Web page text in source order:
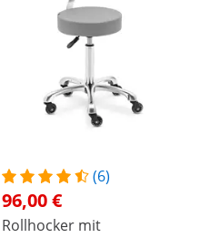
(6)
96,00 €
Rollhocker mit